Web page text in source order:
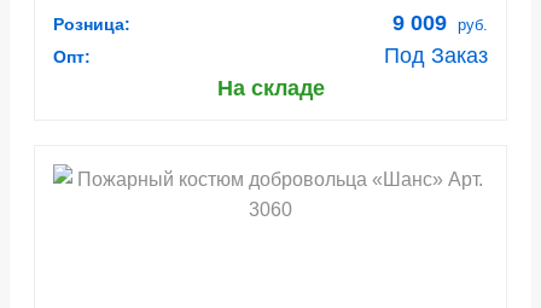
Розница: 9 009 руб.
Опт:
Под Заказ
На складе